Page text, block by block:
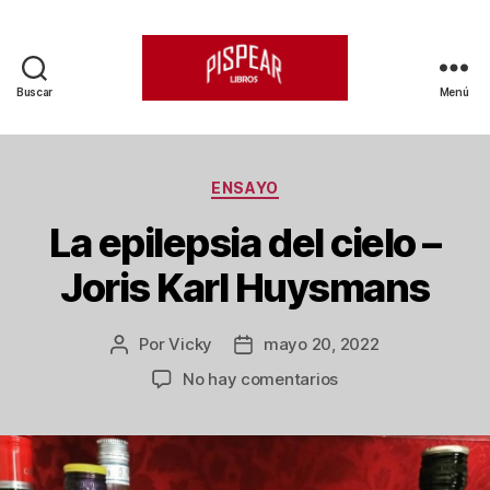
Buscar
Libros
Menú
Categorías
ENSAYO
La epilepsia del cielo –
Joris Karl Huysmans
Autor
PorVicky
Fechamayo 20, 2022
No hay comentariosen
del
cielo